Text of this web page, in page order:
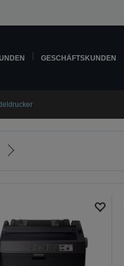
GESCHÄFTSKUNDEN
Zur